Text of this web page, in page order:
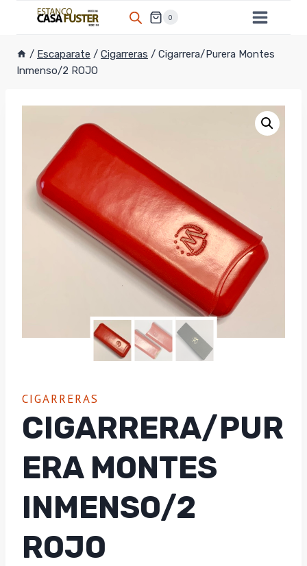
0
/ Escaparate / Cigarreras / Cigarrera/Purera Montes
Inmenso/2 ROJO
CIGARRERAS
CIGARRERA/PUR
ERA MONTES
INMENSO/2
ROJO